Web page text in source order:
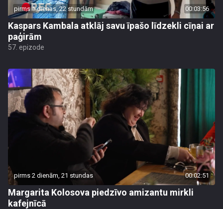
pirms 1 dienas, 22 stundām 00:03:56
Kaspars Kambala atklāj savu īpašo līdzekli cīņai ar
paģirām
57. epizode
pirms 2 dienām, 21 stundas 00:02:51
Margarita Kolosova piedzīvo amizantu mirkli
kafejnīcā